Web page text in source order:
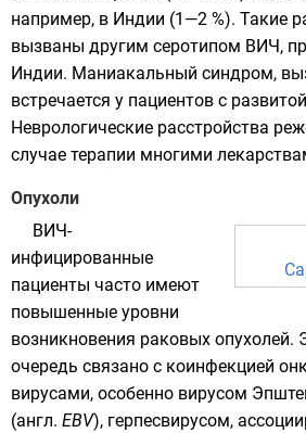
например, в Индии (1—2 %). Такие
вызваны другим серотипом ВИЧ,
Индии. Маниакальный синдром,
встречается у пациентов с
Неврологические расстройства
случае терапии многими
Опухоли
ВИЧ-
инфицированные
пациенты часто имеют
повышенные уровни
возникновения раковых опухолей.
очередь связано с коинфекцией
вирусами, особенно вирусом
(англ. EBV), герпесвирусом,